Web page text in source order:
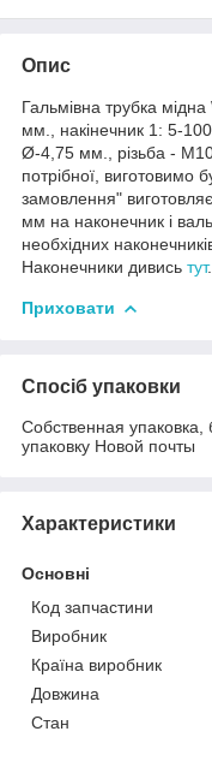
Опис
Гальмівна трубка
мм., накінечник 1: 5-
Ø-4,75 мм., різьба -
потрібної, виготовимо
замовлення"
мм на наконечник і
необхідних
Наконечники дивись тут.
Приховати
Спосіб упаковки
Собственная упаковка,
упаковку Новой почты
Характеристики
Основні
Код запчастини
Виробник
Країна виробник
Довжина
Стан